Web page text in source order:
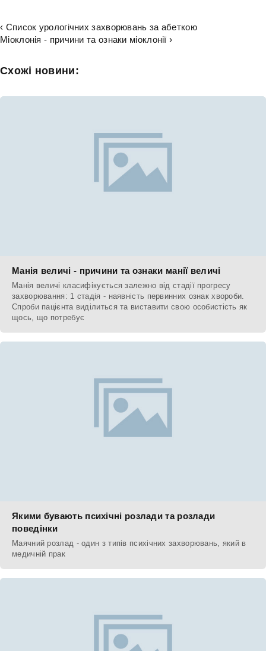
‹ Список урологічних захворювань за абеткою
Міоклонія - причини та ознаки міоклонії ›
Схожі новини:
Манія величі - причини та ознаки манії величі
Манія величі класифікується залежно від стадії прогресу
захворювання: 1 стадія - наявність первинних ознак хвороби.
Спроби пацієнта виділиться та виставити свою особистість як
щось, що потребує
Якими бувають психічні розлади та розлади
поведінки
Маячний розлад - один з типів психічних захворювань, який в
медичній прак